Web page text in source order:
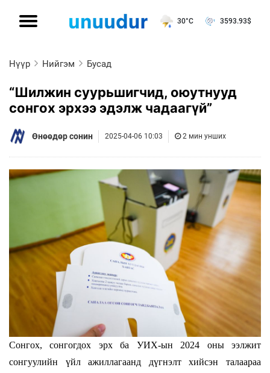
30°C 3593.93$
Нүүр Нийгэм Бусад
“Шилжин суурьшигчид, оюутнууд
сонгох эрхээ эдэлж чадаагүй”
Өнөөдөр сонин 2025-04-06 10:03 2 мин унших
Сонгох, сонгогдох эрх ба УИХ-ын 2024 оны ээлжит
сонгуулийн үйл ажиллагаанд дүгнэлт хийсэн талаараа